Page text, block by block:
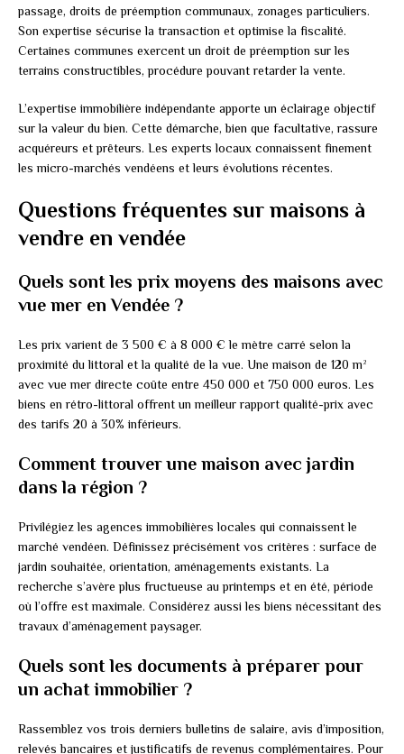
passage, droits de préemption communaux, zonages particuliers.
Son expertise sécurise la transaction et optimise la fiscalité.
Certaines communes exercent un droit de préemption sur les
terrains constructibles, procédure pouvant retarder la vente.
L’expertise immobilière indépendante apporte un éclairage objectif
sur la valeur du bien. Cette démarche, bien que facultative, rassure
acquéreurs et prêteurs. Les experts locaux connaissent finement
les micro-marchés vendéens et leurs évolutions récentes.
Questions fréquentes sur maisons à
vendre en vendée
Quels sont les prix moyens des maisons avec
vue mer en Vendée ?
Les prix varient de 3 500 € à 8 000 € le mètre carré selon la
proximité du littoral et la qualité de la vue. Une maison de 120 m²
avec vue mer directe coûte entre 450 000 et 750 000 euros. Les
biens en rétro-littoral offrent un meilleur rapport qualité-prix avec
des tarifs 20 à 30% inférieurs.
Comment trouver une maison avec jardin
dans la région ?
Privilégiez les agences immobilières locales qui connaissent le
marché vendéen. Définissez précisément vos critères : surface de
jardin souhaitée, orientation, aménagements existants. La
recherche s’avère plus fructueuse au printemps et en été, période
où l’offre est maximale. Considérez aussi les biens nécessitant des
travaux d’aménagement paysager.
Quels sont les documents à préparer pour
un achat immobilier ?
Rassemblez vos trois derniers bulletins de salaire, avis d’imposition,
relevés bancaires et justificatifs de revenus complémentaires. Pour